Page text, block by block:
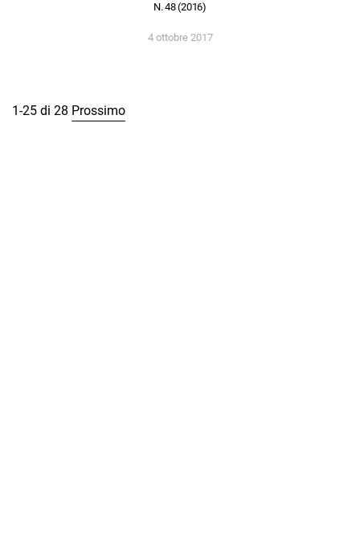
N. 48 (2016)
4 ottobre 2017
1-25 di 28 Prossimo